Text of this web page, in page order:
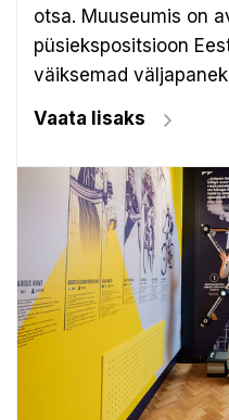
otsa. Muuseumis on
püsiekspositsioon
väiksemad
Vaata lisaks